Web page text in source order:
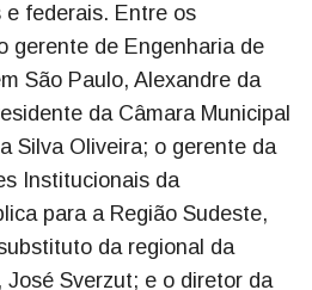
e federais. Entre os
gerente de Engenharia de
São Paulo, Alexandre da
da Câmara Municipal
Silva Oliveira; o gerente da
Institucionais da
para a Região Sudeste,
da regional da
Sverzut; e o diretor da